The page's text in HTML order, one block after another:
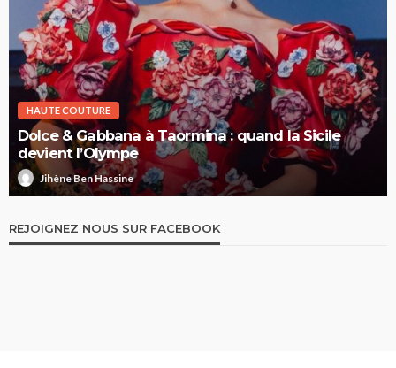
HAUTE COUTURE
Dolce & Gabbana à Taormina : quand la Sicile
devient l’Olympe
Jihène Ben Hassine
REJOIGNEZ NOUS SUR FACEBOOK